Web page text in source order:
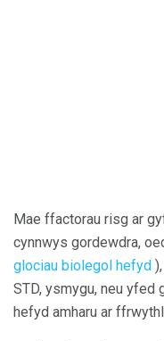
Mae ffactorau risg ar
cynnwys gordewdra,
glociau biolegol hefyd
STD, ysmygu, neu yfed
hefyd amharu ar